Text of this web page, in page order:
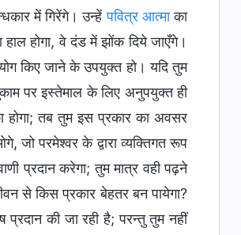
में गिरेंगे। उन्हेंपवित्र आत्माका
हाल होगा, वे दंड में झोंक दिये जाएँगे।
किए जाने के उपयुक्त हो। यदि तुम
पर इस्तेमाल के लिए अनुपयुक्त ही
होगा; तब तुम इस प्रकार का अवसर
जो परमेश्वर के द्वारा व्यक्तिगत रूप
प्रदान करेगा; तुम मात्र वही पढ़ने
से किस प्रकार बेहतर बन पायेगा?
की जा रही है; परन्तु तुम नहीं